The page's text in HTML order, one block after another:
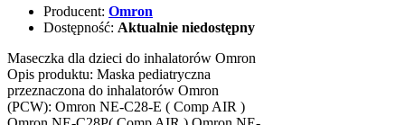
Producent: Omron
Dostępność: Aktualnie niedostępny
Maseczka dla dzieci do inhalatorów Omron
Opis produktu: Maska pediatryczna
przeznaczona do inhalatorów Omron
(PCW): Omron NE-C28-E ( Comp AIR )